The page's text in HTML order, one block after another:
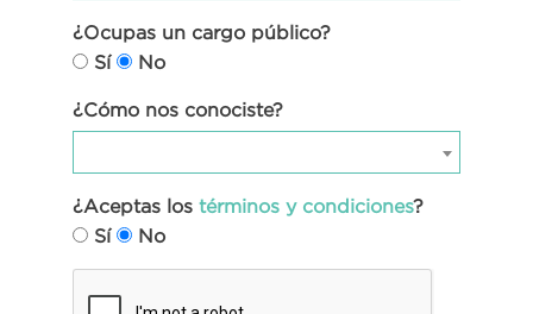
¿Ocupas un cargo público?
Sí
No
¿Cómo nos conociste?
¿Aceptas los términos y condiciones?
Sí
No